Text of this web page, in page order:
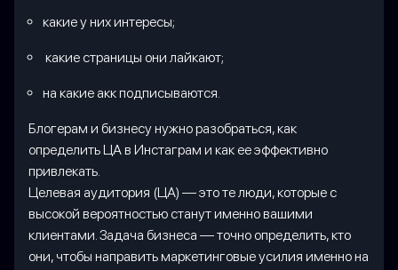
какие у них интересы;
какие страницы они лайкают;
на какие акк подписываются.
Блогерам и бизнесу нужно разобраться, как
определить ЦА в Инстаграм и как ее эффективно
привлекать.
Целевая аудитория (ЦА) — это те люди, которые с
высокой вероятностью станут именно вашими
клиентами. Задача бизнеса — точно определить, кто
они, чтобы направить маркетинговые усилия именно на